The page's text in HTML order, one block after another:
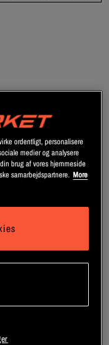
medlem
ordentligt, personalisere
medier og analysere
brug af vores hjemmeside
samarbejdspartnere. More